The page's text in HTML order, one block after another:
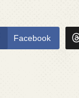
Facebook